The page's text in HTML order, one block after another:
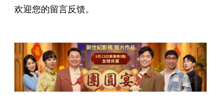
欢迎您的留言反馈。